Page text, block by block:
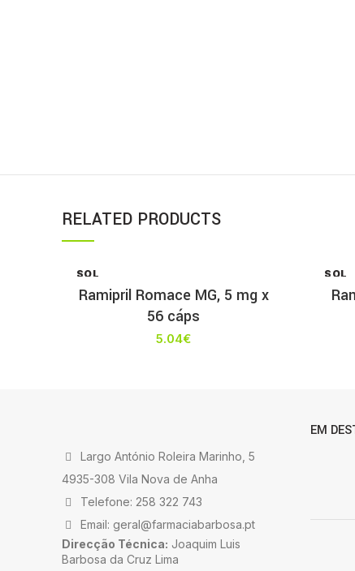
RELATED PRODUCTS
SOL
T
Ramipril Romace MG, 5 mg x
56 cáps
5.04€
SOL
T
Largo António Roleira Marinho, 5
4935-308 Vila Nova de Anha
Telefone: 258 322 743
Email: geral@farmaciabarbosa.pt
Direcção Técnica: Joaquim Luis
Barbosa da Cruz Lima
EM